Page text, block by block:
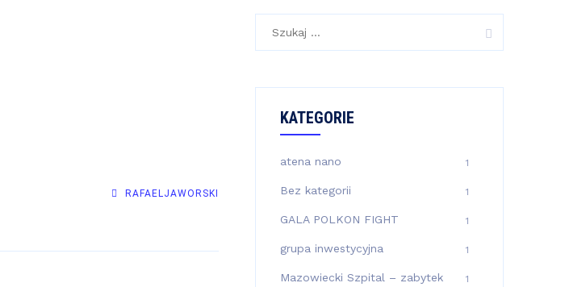
RAFAELJAWORSKI
KATEGORIE
atena nano 1
Bez kategorii 1
GALA POLKON FIGHT 1
grupa inwestycyjna 1
Mazowiecki Szpital – zabytek 1